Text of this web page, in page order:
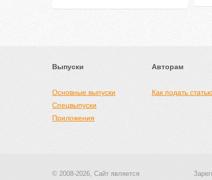
Выпуски
Основные выпуски
Спецвыпуски
Приложения
Авторам
Как подать статью
© 2008-2026, Сайт является